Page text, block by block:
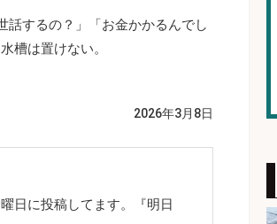
するの？」「お金かかるんでし
槽は置けない。
2026年3月8日
日に投稿してます。『明日